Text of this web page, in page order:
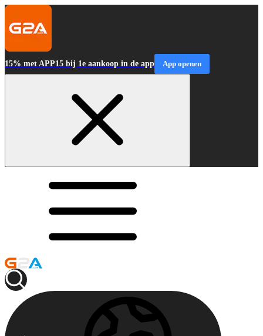
15% met APP15 bij 1e aankoop in de app App openen